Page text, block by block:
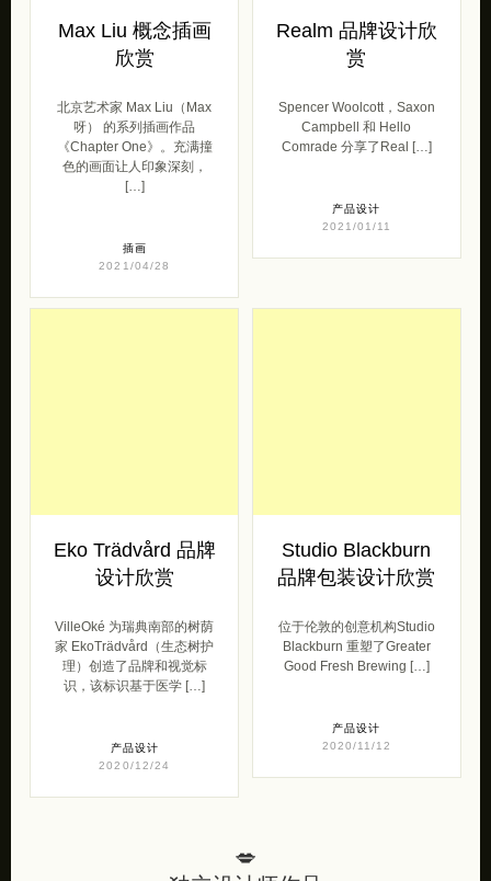
Max Liu 概念插画
欣赏
北京艺术家 Max Liu（Max
呀） 的系列插画作品
《Chapter One》。充满撞
色的画面让人印象深刻，
[…]
插画
2021/04/28
Realm 品牌设计欣
赏
Spencer Woolcott，Saxon
Campbell 和 Hello
Comrade 分享了Real […]
产品设计
2021/01/11
Eko Trädvård 品牌
设计欣赏
VilleOké 为瑞典南部的树荫
家 EkoTrädvård（生态树护
理）创造了品牌和视觉标
识，该标识基于医学 […]
产品设计
2020/12/24
Studio Blackburn
品牌包装设计欣赏
位于伦敦的创意机构Studio
Blackburn 重塑了Greater
Good Fresh Brewing […]
产品设计
2020/11/12
💋